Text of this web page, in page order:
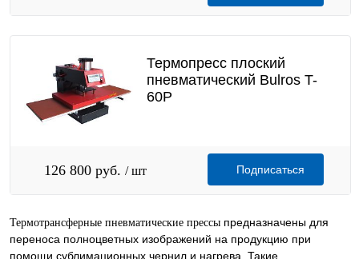
Термопресс плоский
пневматический Bulros T-
60P
126 800 руб. / шт Подписаться
Термотрансферные пневматические прессы предназначены для
переноса полноцветных изображений на продукцию при
помощи сублимационных чернил и нагрева. Такие